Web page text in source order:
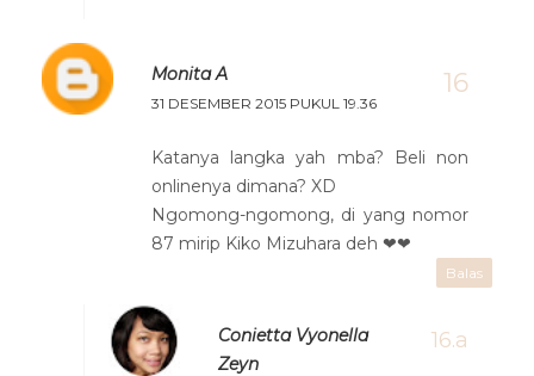
Monita A
31 DESEMBER 2015 PUKUL 19.36
Katanya langka yah mba? Beli non
onlinenya dimana? XD
Ngomong-ngomong, di yang nomor
87 mirip Kiko Mizuhara deh ❤❤
Balas
Conietta Vyonella
Zeyn